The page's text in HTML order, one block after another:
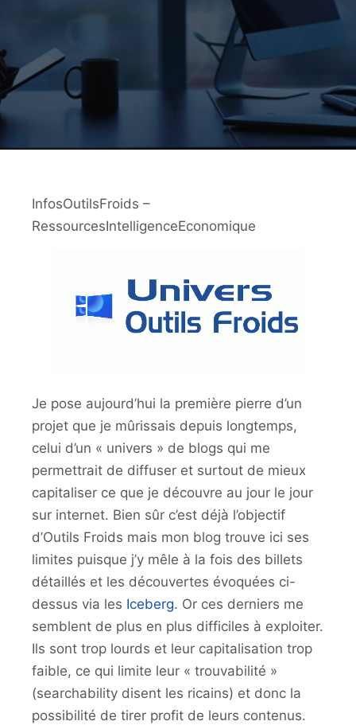
InfosOutilsFroids –
RessourcesIntelligenceEconomique
Je pose aujourd’hui la première pierre d’un
projet que je mûrissais depuis longtemps,
celui d’un « univers » de blogs qui me
permettrait de diffuser et surtout de mieux
capitaliser ce que je découvre au jour le jour
sur internet. Bien sûr c’est déjà l’objectif
d’Outils Froids mais mon blog trouve ici ses
limites puisque j’y mêle à la fois des billets
détaillés et les découvertes évoquées ci-
dessus via les Iceberg. Or ces derniers me
semblent de plus en plus difficiles à exploiter.
Ils sont trop lourds et leur capitalisation trop
faible, ce qui limite leur « trouvabilité »
(searchability disent les ricains) et donc la
possibilité de tirer profit de leurs contenus.